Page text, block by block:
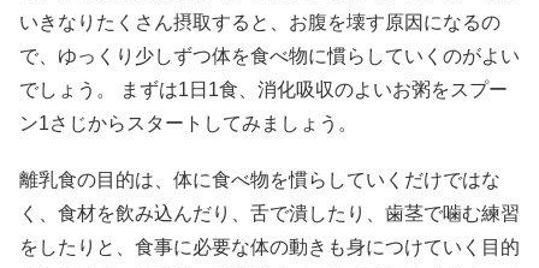
いきなりたくさん摂取すると、お腹を壊す原因になるの
で、ゆっくり少しずつ体を食べ物に慣らしていくのがよい
でしょう。 まずは1日1食、消化吸収のよいお粥をスプー
ン1さじからスタートしてみましょう。
離乳食の目的は、体に食べ物を慣らしていくだけではな
く、食材を飲み込んだり、舌で潰したり、歯茎で噛む練習
をしたりと、食事に必要な体の動きも身につけていく目的